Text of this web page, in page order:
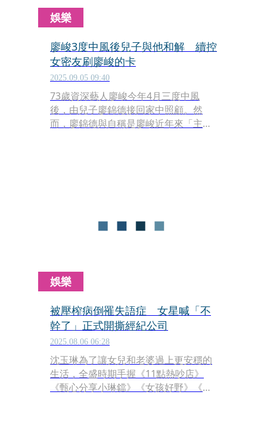
娛樂
廖峻3度中風後兒子與他和解 續控
女密友刷廖峻的卡
2025.09.05 09:40
73歲資深藝人廖峻今年4月三度中風
後，由兒子廖錦德接回家中照顧。然
而，廖錦德與自稱是廖峻近年來「主要
娛樂
被壓榨病倒罹失語症 女星喊「不
幹了」正式開撕經紀公司
2025.08.06 06:28
沈玉琳為了讓女兒和老婆過上更安穩的
生活，全盛時期手握《11點熱吵店》
《甄心分享小琳鐺》《女孩好野》《后